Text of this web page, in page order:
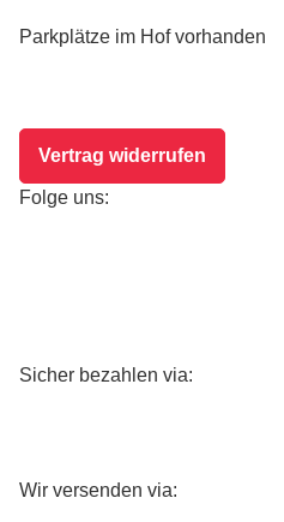
Parkplätze im Hof vorhanden
Vertrag widerrufen
Folge uns:
Sicher bezahlen via:
Wir versenden via: